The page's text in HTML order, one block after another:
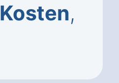
Kosten,